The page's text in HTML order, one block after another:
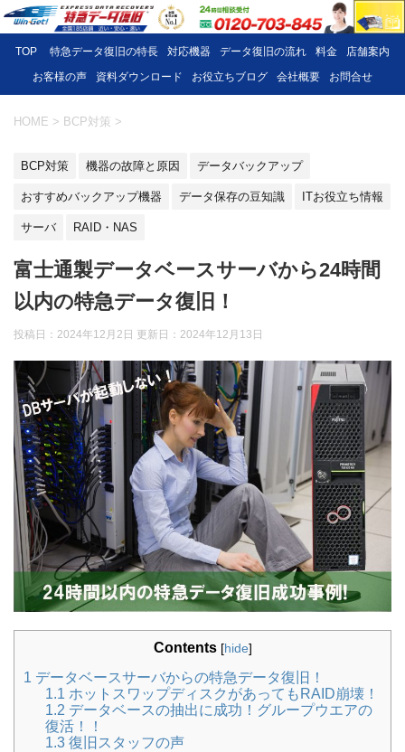
TOP 特急データ復旧の特長 対応機器 データ復旧の流れ 料金
店舗案内
お客様の声
資料ダウンロード お役立ちブログ 会社概要 お問合せ
HOME > BCP対策 >
BCP対策 機器の故障と原因 データバックアップ
おすすめバックアップ機器 データ保存の豆知識 ITお役立ち情報
サーバ RAID・NAS
富士通製データベースサーバから24時間
以内の特急データ復旧！
投稿日：2024年12月2日 更新日： 2024年12月13日
Contents [hide]
1 データベースサーバからの特急データ復旧！
1.1 ホットスワップディスクがあってもRAID崩壊！
1.2 データベースの抽出に成功！グループウエアの
復活！！
1.3 復旧スタッフの声